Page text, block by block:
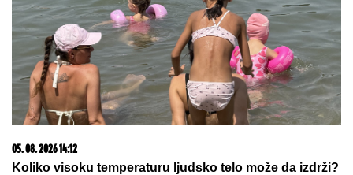
Stranci izabrali 10 specijaliteta koje
morate probati u Beogradu: Evo koje
jelo ih je potpuno osvojilo!
by Aklamator